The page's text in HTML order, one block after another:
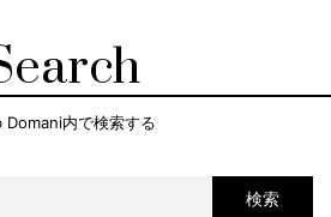
Domani内で検索する
検索